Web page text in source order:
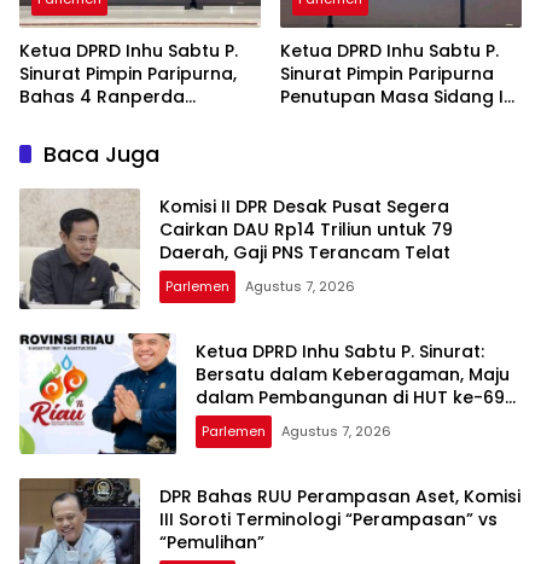
Ketua DPRD Inhu Sabtu P.
Sinurat Pimpin Paripurna,
Bahas 4 Ranperda
Perseroan hingga Rencana
Induk Pariwisata
Ketua DPRD Inhu Sabtu P.
Sinurat Pimpin Paripurna
Penutupan Masa Sidang I
Baca Juga
Komisi II DPR Desak Pusat Segera
Cairkan DAU Rp14 Triliun untuk 79
Daerah, Gaji PNS Terancam Telat
Parlemen Agustus 7, 2026
Ketua DPRD Inhu Sabtu P. Sinurat:
Bersatu dalam Keberagaman, Maju
dalam Pembangunan di HUT ke-69
Provinsi Riau
Parlemen Agustus 7, 2026
DPR Bahas RUU Perampasan Aset, Komisi
III Soroti Terminologi “Perampasan” vs
“Pemulihan”